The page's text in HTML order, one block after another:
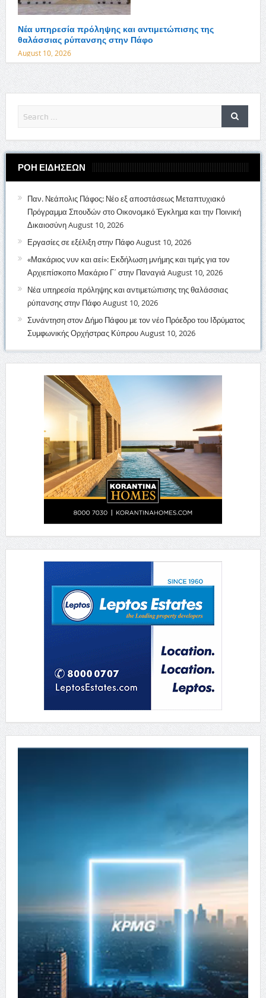
Νέα υπηρεσία πρόληψης και αντιμετώπισης της
θαλάσσιας ρύπανσης στην Πάφο
August 10, 2026
ΡΟΗ ΕΙΔΗΣΕΩΝ
Παν. Νεάπολις Πάφος: Νέο εξ αποστάσεως Μεταπτυχιακό
Πρόγραμμα Σπουδών στο Οικονομικό Έγκλημα και την Ποινική
ΔικαιοσύνηAugust 10, 2026
Εργασίες σε εξέλιξη στην ΠάφοAugust 10, 2026
«Μακάριος νυν και αεί»: Εκδήλωση μνήμης και τιμής για τον
Αρχιεπίσκοπο Μακάριο Γ΄ στην Παναγιά August 10, 2026
Νέα υπηρεσία πρόληψης και αντιμετώπισης της θαλάσσιας
ρύπανσης στην ΠάφοAugust 10, 2026
Συνάντηση στον Δήμο Πάφου με τον νέο Πρόεδρο του Ιδρύματος
Συμφωνικής Ορχήστρας ΚύπρουAugust 10, 2026